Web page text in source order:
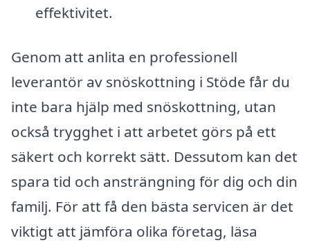
effektivitet.
Genom att anlita en professionell
leverantör av snöskottning i Stöde får du
inte bara hjälp med snöskottning, utan
också trygghet i att arbetet görs på ett
säkert och korrekt sätt. Dessutom kan det
spara tid och ansträngning för dig och din
familj. För att få den bästa servicen är det
viktigt att jämföra olika företag, läsa